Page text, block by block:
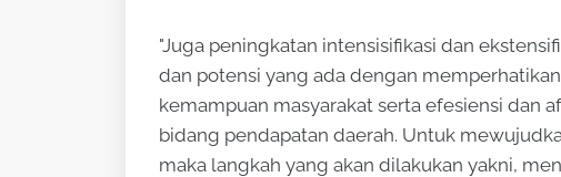
"Juga peningkatan intensisifikasi dan
dan potensi yang ada dengan
kemampuan masyarakat serta efesiensi dan
bidang pendapatan daerah. Untuk
maka langkah yang akan dilakukan yakni,